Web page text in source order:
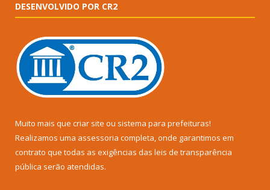
DESENVOLVIDO POR CR2
Muito mais que criar site ou sistema para prefeituras!
Realizamos uma assessoria completa, onde garantimos em
contrato que todas as exigências das leis de transparência
pública serão atendidas.